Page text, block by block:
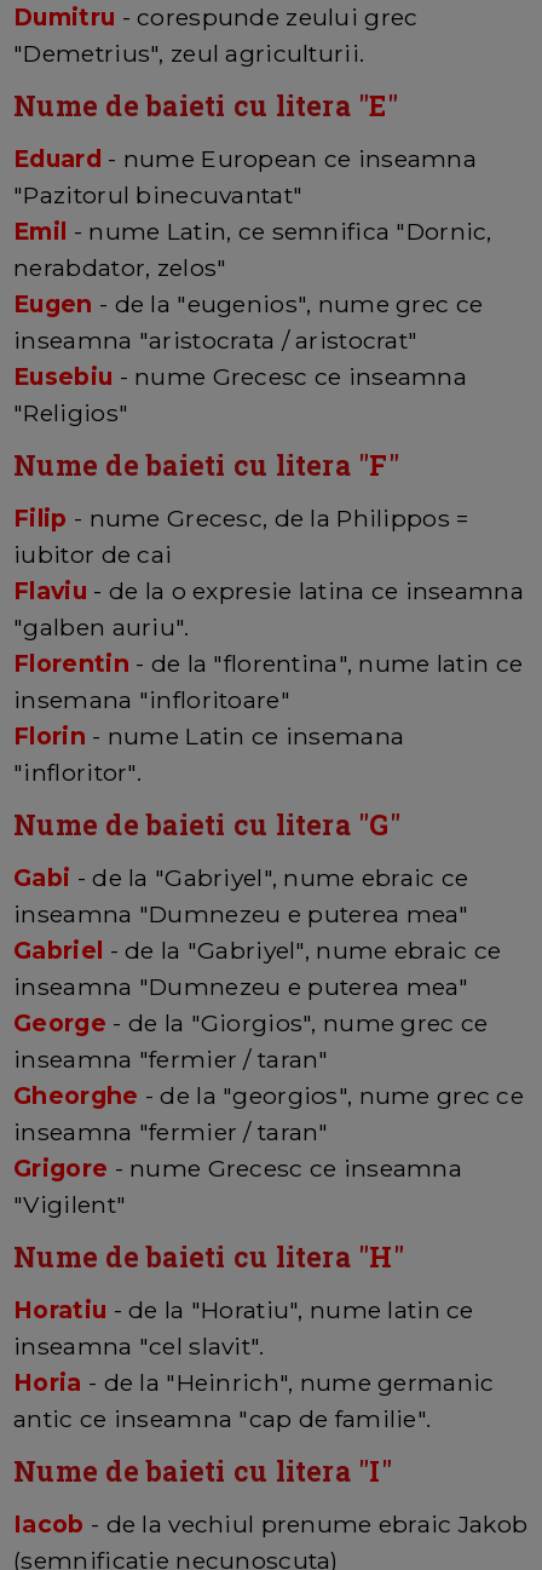
Dumitru - corespunde zeului grec
"Demetrius", zeul agriculturii.
Nume de baieti cu litera "E"
Eduard - nume European ce inseamna
"Pazitorul binecuvantat"
Emil - nume Latin, ce semnifica "Dornic,
nerabdator, zelos"
Eugen - de la "eugenios", nume grec ce
inseamna "aristocrata / aristocrat"
Eusebiu - nume Grecesc ce inseamna
"Religios"
Nume de baieti cu litera "F"
Filip - nume Grecesc, de la Philippos =
iubitor de cai
Flaviu - de la o expresie latina ce inseamna
"galben auriu".
Florentin - de la "florentina", nume latin ce
insemana "infloritoare"
Florin - nume Latin ce insemana
"infloritor".
Nume de baieti cu litera "G"
Gabi - de la "Gabriyel", nume ebraic ce
inseamna "Dumnezeu e puterea mea"
Gabriel - de la "Gabriyel", nume ebraic ce
inseamna "Dumnezeu e puterea mea"
George - de la "Giorgios", nume grec ce
inseamna "fermier / taran"
Gheorghe - de la "georgios", nume grec ce
inseamna "fermier / taran"
Grigore - nume Grecesc ce inseamna
"Vigilent"
Nume de baieti cu litera "H"
Horatiu - de la "Horatiu", nume latin ce
inseamna "cel slavit".
Horia - de la "Heinrich", nume germanic
antic ce inseamna "cap de familie".
Nume de baieti cu litera "I"
Iacob - de la vechiul prenume ebraic Jakob
(semnificatie necunoscuta)